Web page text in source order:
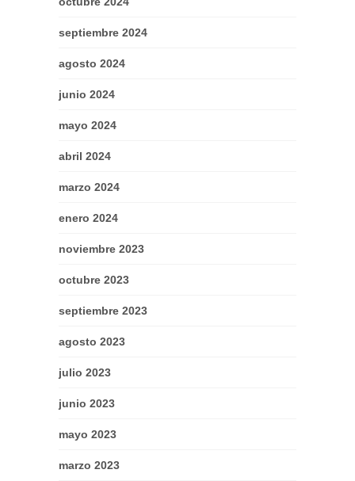
septiembre 2024
agosto 2024
junio 2024
mayo 2024
abril 2024
marzo 2024
enero 2024
noviembre 2023
octubre 2023
septiembre 2023
agosto 2023
julio 2023
junio 2023
mayo 2023
marzo 2023